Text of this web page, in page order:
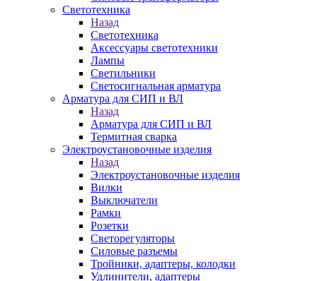
Светотехника
Назад
Светотехника
Аксессуары светотехники
Лампы
Светильники
Светосигнальная арматура
Арматура для СИП и ВЛ
Назад
Арматура для СИП и ВЛ
Термитная сварка
Электроустановочные изделия
Назад
Электроустановочные изделия
Вилки
Выключатели
Рамки
Розетки
Светорегуляторы
Силовые разъемы
Тройники, адаптеры, колодки
Удлинители, адаптеры